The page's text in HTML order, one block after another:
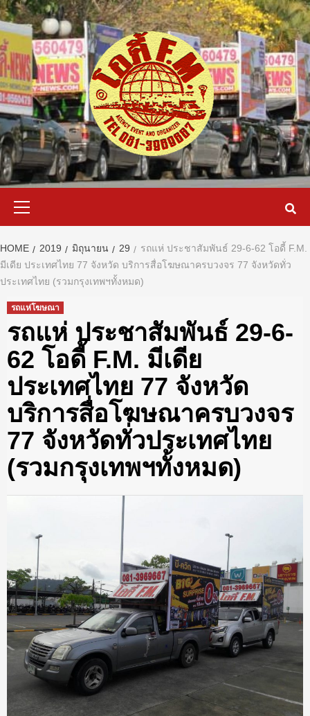
Skip
to
content
HOME 2019 มิถุนายน 29
รถแห่ ประชาสัมพันธ์ 29-6-62 โอดี้ F.M.
มีเดีย ประเทศไทย 77 จังหวัด บริการสื่อโฆษณาครบวงจร 77 จังหวัดทั่ว
ประเทศไทย (รวมกรุงเทพฯทั้งหมด)
รถแห่โฆษณา
รถแห่ ประชาสัมพันธ์ 29-6-
62 โอดี้ F.M. มีเดีย
ประเทศไทย 77 จังหวัด
บริการสื่อโฆษณาครบวงจร
77 จังหวัดทั่วประเทศไทย
(รวมกรุงเทพฯทั้งหมด)